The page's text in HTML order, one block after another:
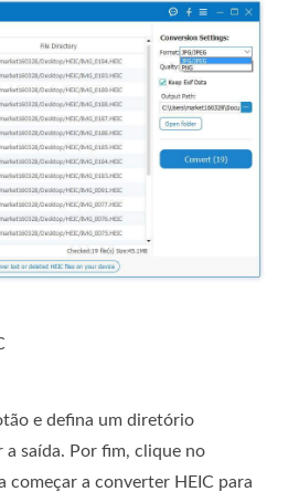
e defina um diretório
a saída. Por fim, clique no
começar a converter HEIC para